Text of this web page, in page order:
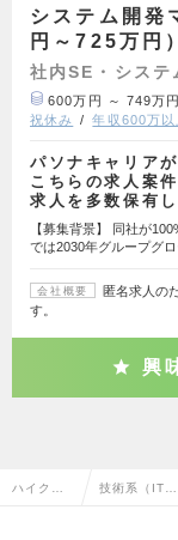
システム開発
円～725万円）
社内SE・システ
600万円 ～ 749万円
祝休み
年収600万以
パソナキャリア
こちらの求人案
求人を多数保有
【募集背景】 同社が
では2030年グループグ
会社概要
匿名求人の
す。
興
ハイクラ 技術系（IT・